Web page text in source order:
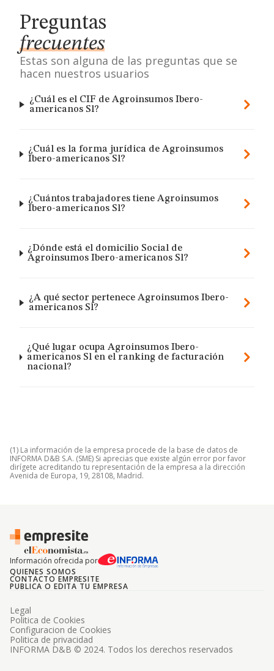
Preguntas
frecuentes
Estas son alguna de las preguntas que se
hacen nuestros usuarios
¿Cuál es el CIF de Agroinsumos Ibero-
americanos Sl?
¿Cuál es la forma jurídica de Agroinsumos
Ibero-americanos Sl?
¿Cuántos trabajadores tiene Agroinsumos
Ibero-americanos Sl?
¿Dónde está el domicilio Social de
Agroinsumos Ibero-americanos Sl?
¿A qué sector pertenece Agroinsumos Ibero-
americanos Sl?
¿Qué lugar ocupa Agroinsumos Ibero-
americanos Sl en el ranking de facturación
nacional?
(1) La información de la empresa procede de la base de datos de
INFORMA D&B S.A. (SME) Si aprecias que existe algún error por favor
dirígete acreditando tu representación de la empresa a la dirección
Avenida de Europa, 19, 28108, Madrid.
Información ofrecida por
QUIENES SOMOS
CONTACTO EMPRESITE
PUBLICA O EDITA TU EMPRESA
INFORMA D&B © 2024. Todos los derechos reservados
Legal
Politica de Cookies
Configuracion de Cookies
Politica de privacidad